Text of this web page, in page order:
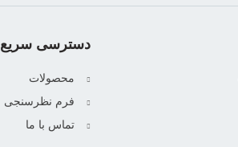
دسترسی سریع
محصولات
فرم نظرسنجی
تماس با ما